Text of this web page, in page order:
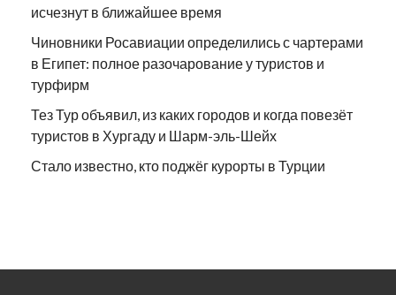
исчезнут в ближайшее время
Чиновники Росавиации определились с чартерами
в Египет: полное разочарование у туристов и
турфирм
Тез Тур объявил, из каких городов и когда повезёт
туристов в Хургаду и Шарм-эль-Шейх
Стало известно, кто поджёг курорты в Турции